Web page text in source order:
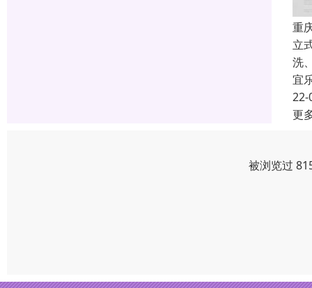
重
立
洗
宜
22-
更
被浏览过